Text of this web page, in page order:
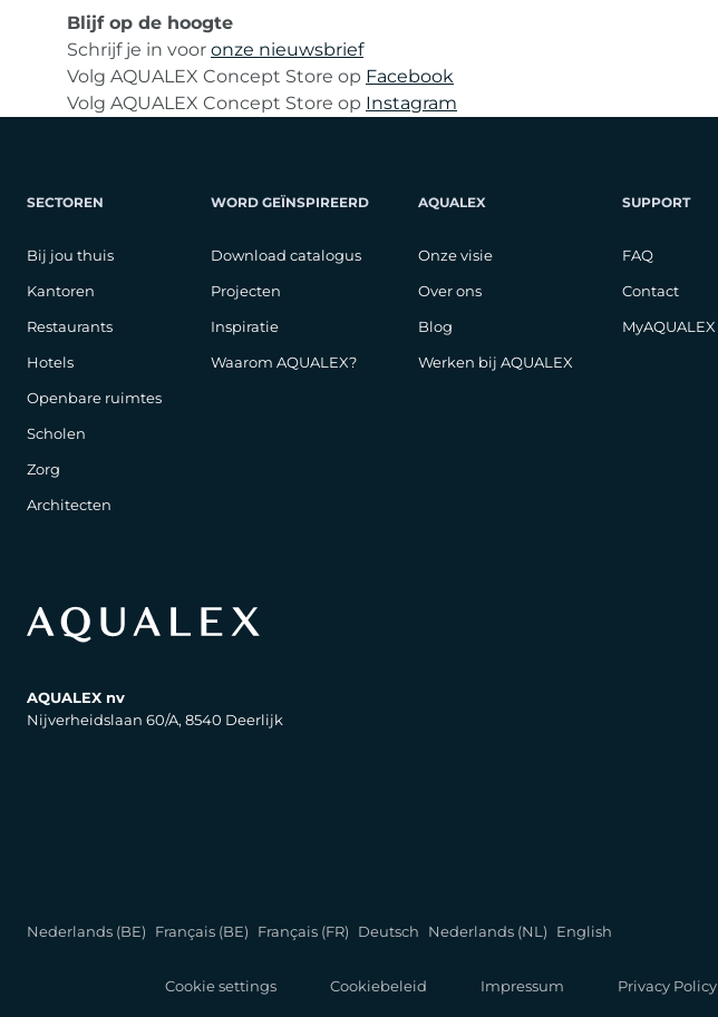
Blijf op de hoogte
Schrijf je in voor onze nieuwsbrief
Volg AQUALEX Concept Store op Facebook
Volg AQUALEX Concept Store op Instagram
SECTOREN
Bij jou thuis
Kantoren
Restaurants
Hotels
Openbare ruimtes
Scholen
Zorg
Architecten
WORD GEÏNSPIREERD
Download catalogus
Projecten
Inspiratie
Waarom AQUALEX?
AQUALEX
Onze visie
Over ons
Blog
Werken bij AQUALEX
SUPPORT
FAQ
Contact
MyAQUALEX
AQUALEX nv
Nijverheidslaan 60/A, 8540 Deerlijk
Nederlands (BE) Français (BE) Français (FR) Deutsch Nederlands (NL) English
Cookie settings Cookiebeleid Impressum Privacy Policy